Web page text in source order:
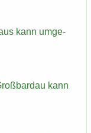
kann um­ge­
kann